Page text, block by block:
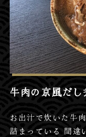
牛肉の京風だ
お出汁で炊いた牛
詰まっている 間違